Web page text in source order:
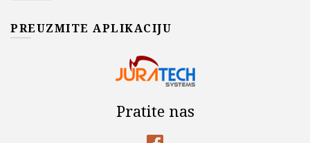
PREUZMITE APLIKACIJU
Pratite nas